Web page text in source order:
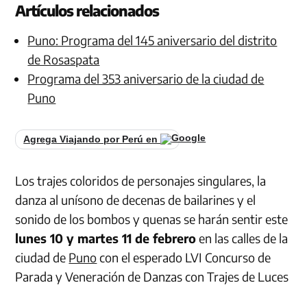
Artículos relacionados
Puno: Programa del 145 aniversario del distrito
de Rosaspata
Programa del 353 aniversario de la ciudad de
Puno
Agrega Viajando por Perú en
Los trajes coloridos de personajes singulares, la
danza al unísono de decenas de bailarines y el
sonido de los bombos y quenas se harán sentir este
lunes 10 y martes 11 de febreroen las calles de la
ciudad de Punocon el esperado LVI Concurso de
Parada y Veneración de Danzas con Trajes de Luces